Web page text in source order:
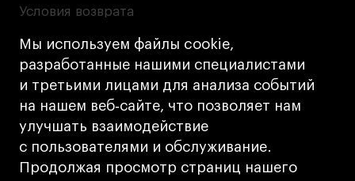
Мы используем файлы cookie,
разработанные нашими специалистами
и третьими лицами для анализа событий
на нашем веб‑сайте, что позволяет нам
улучшать взаимодействие
с пользователями и обслуживание.
Продолжая просмотр страниц нашего
Условия возврата
Кредит на образование с господдержкой
Лицензия на осуществление образовательной
деятельности АНО ВО «Универсальный
Университет»
Карта сайта
Дизайн